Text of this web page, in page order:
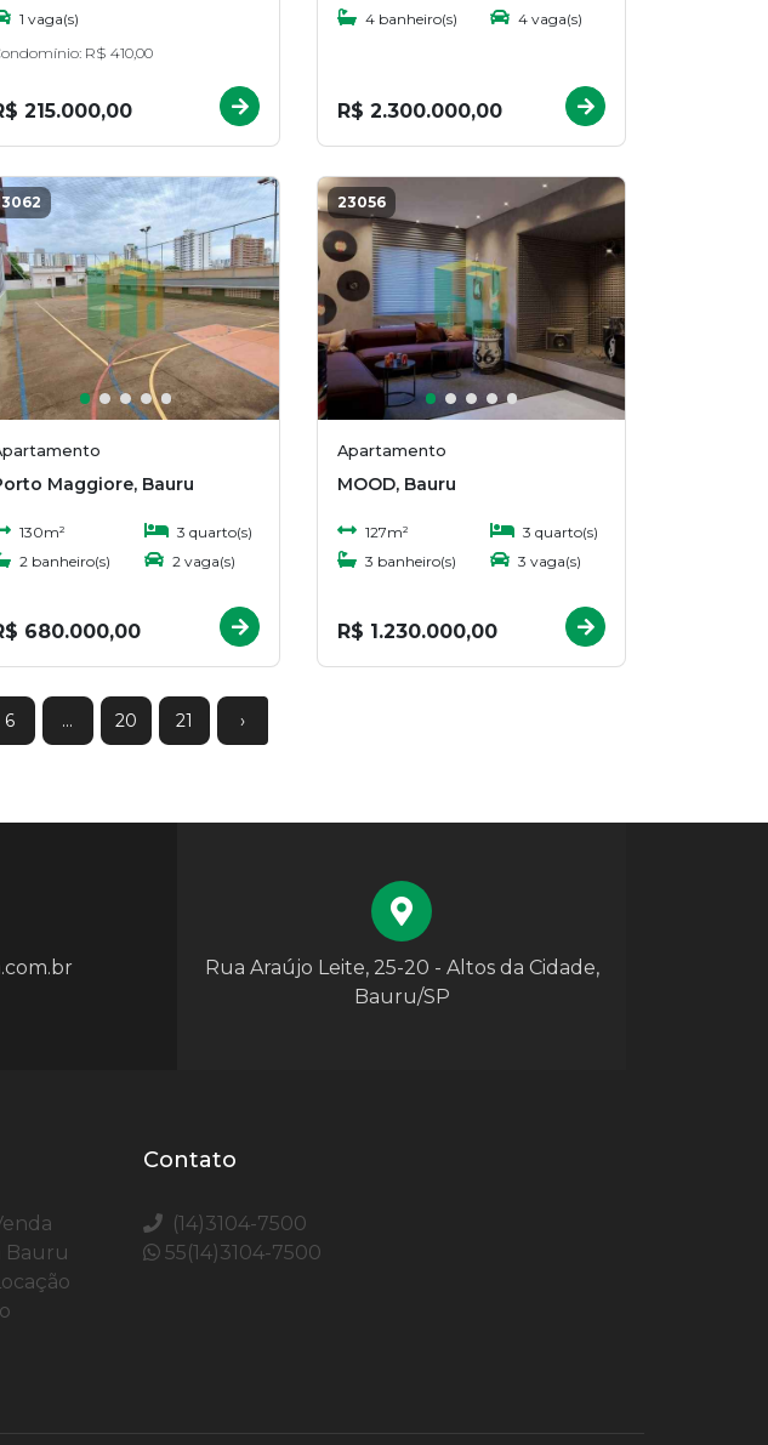
1 vaga(s)
R$ 410,00
215.000,00
4 banheiro(s)
4 vaga(s)
R$ 2.300.000,00
Maggiore, Bauru
130m²
3 quarto(s)
2 banheiro(s)
2 vaga(s)
680.000,00
23056
Apartamento
MOOD, Bauru
127m²
3 quarto(s)
3 banheiro(s)
3 vaga(s)
R$ 1.230.000,00
6 ... 20 21 ›
Rua Araújo Leite, 25-20 - Altos da Cidade,
Bauru/SP
Bauru
Contato
(14)3104-7500
55(14)3104-7500